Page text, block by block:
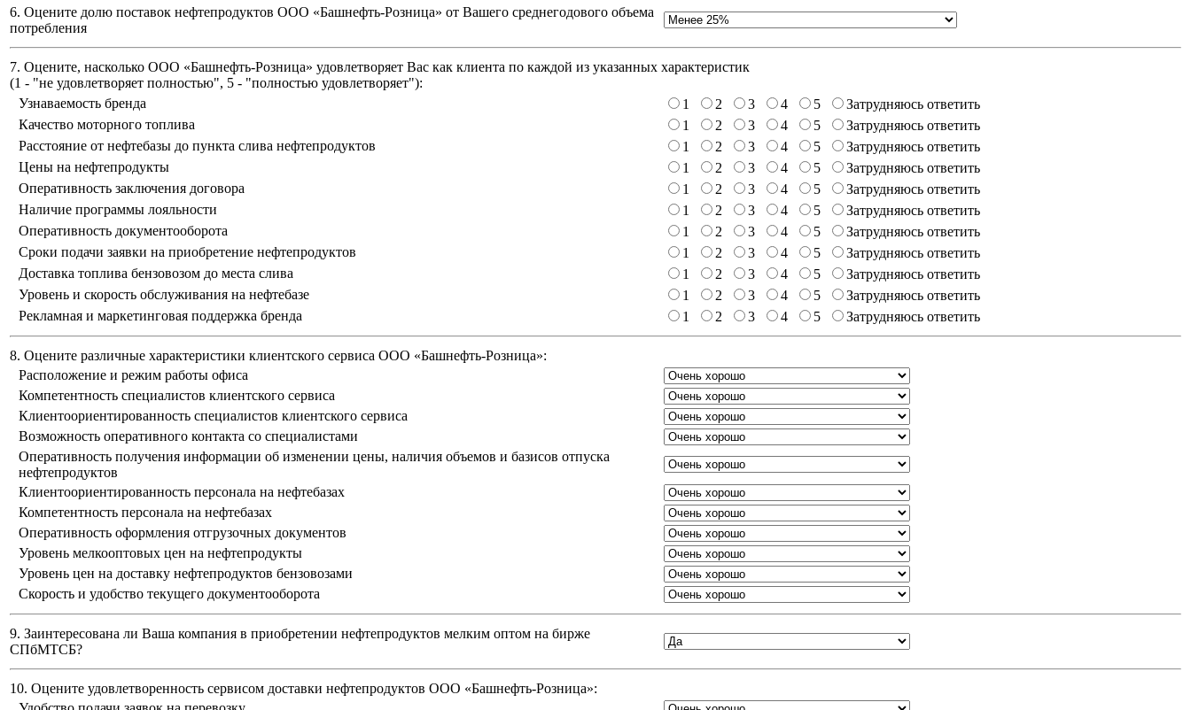
6. Оцените долю поставок нефтепродуктов ООО «Башнефть-Розница» от Вашего среднегодового объема
потребления
7. Оцените, насколько ООО «Башнефть-Розница» удовлетворяет Вас как клиента по каждой из указанных характеристик
(1 - "не удовлетворяет полностью", 5 - "полностью удовлетворяет"):
Узнаваемость бренда
1 2 3 4 5
Затрудняюсь ответить
Качество моторного топлива
1 2 3 4 5
Затрудняюсь ответить
Расстояние от нефтебазы до пункта слива нефтепродуктов
1 2 3 4 5
Затрудняюсь ответить
Цены на нефтепродукты
1 2 3 4 5
Затрудняюсь ответить
Оперативность заключения договора
1 2 3 4 5
Затрудняюсь ответить
Наличие программы лояльности
1 2 3 4 5
Затрудняюсь ответить
Оперативность документооборота
1 2 3 4 5
Затрудняюсь ответить
Сроки подачи заявки на приобретение нефтепродуктов
1 2 3 4 5
Затрудняюсь ответить
Доставка топлива бензовозом до места слива
1 2 3 4 5
Затрудняюсь ответить
Уровень и скорость обслуживания на нефтебазе
1 2 3 4 5
Затрудняюсь ответить
Рекламная и маркетинговая поддержка бренда
1 2 3 4 5 Затрудняюсь ответить
8. Оцените различные характеристики клиентского сервиса ООО «Башнефть-Розница»:
Расположение и режим работы офиса
Компетентность специалистов клиентского сервиса
Клиентоориентированность специалистов клиентского сервиса
Возможность оперативного контакта со специалистами
Оперативность получения информации об изменении цены, наличия объемов и базисов отпуска
нефтепродуктов
Клиентоориентированность персонала на нефтебазах
Компетентность персонала на нефтебазах
Оперативность оформления отгрузочных документов
Уровень мелкооптовых цен на нефтепродукты
Уровень цен на доставку нефтепродуктов бензовозами
Скорость и удобство текущего документооборота
9. Заинтересована ли Ваша компания в приобретении нефтепродуктов мелким оптом на бирже
СПбМТСБ?
10. Оцените удовлетворенность сервисом доставки нефтепродуктов ООО «Башнефть-Розница»: